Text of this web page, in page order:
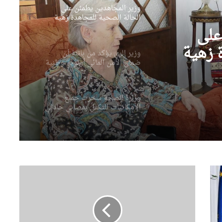
زهية
وزير المجاهدين يطمئن على
الحالة الصحية للمجاهدة زهية
خرف الله
وزير الري يؤكد من باتنة أن
ضمان الأمن المائي أولوية وطنية
وزارة الصحة سخرت جميع
الإمكانيات للتكفل بمصابي حادثي
قسنطينة وتيارت
السيّد عطاف يزور متحف الحرب
بالعاصمة مينسك
رئيسة مجلس الجمهورية للجمعية
الوطنية البيلاروسية